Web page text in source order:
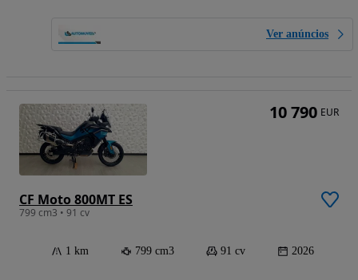
Ver anúncios
CF Moto 800MT ES
799 cm3 • 91 cv
1 km 799 cm3 91 cv 2026
10 790 EUR